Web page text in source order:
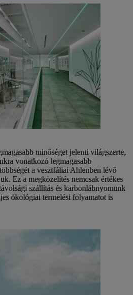
minőséget jelenti világszerte,
vonatkozó legmagasabb
a vesztfáliai Ahlenben lévő
Ez a megközelítés nemcsak értékes
szállítás és karbonlábnyomunk
ökológiai termelési folyamatot is